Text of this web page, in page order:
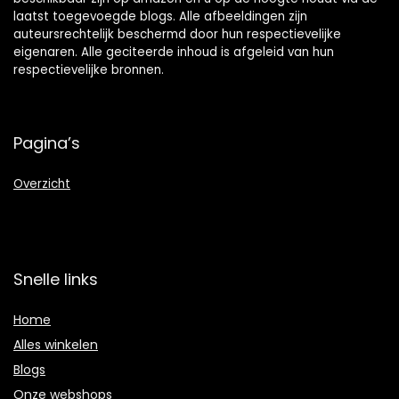
laatst toegevoegde blogs. Alle afbeeldingen zijn
auteursrechtelijk beschermd door hun respectievelijke
eigenaren. Alle geciteerde inhoud is afgeleid van hun
respectievelijke bronnen.
Pagina’s
Overzicht
Snelle links
Home
Alles winkelen
Blogs
Onze webshops